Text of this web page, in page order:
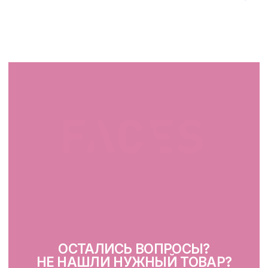
SPF
Для зоны вокруг глаз